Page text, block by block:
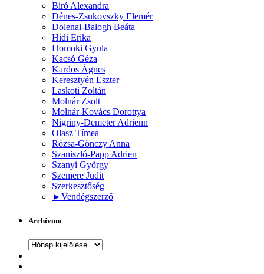
Biró Alexandra
Dénes-Zsukovszky Elemér
Dolenai-Balogh Beáta
Hidi Erika
Homoki Gyula
Kacsó Géza
Kardos Ágnes
Keresztyén Eszter
Laskoti Zoltán
Molnár Zsolt
Molnár-Kovács Dorottya
Nigriny-Demeter Adrienn
Olasz Tímea
Rózsa-Gönczy Anna
Szaniszló-Papp Adrien
Szanyi György
Szemere Judit
Szerkesztőség
►Vendégszerző
Archívum
Archívum